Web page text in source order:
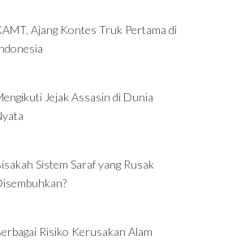
Ajang Kontes Truk Pertama di
Jejak Assasin di Dunia
Sistem Saraf yang Rusak
Risiko Kerusakan Alam